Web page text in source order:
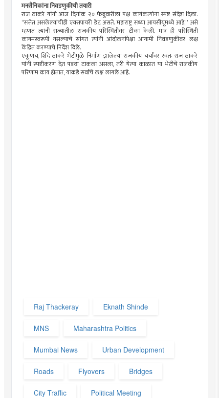
मनसैनिकांना निवडणुकीची तयारी
राज ठाकरे यांनी आज दिनांक २० फेब्रुवारीला पक्ष कार्यकर्त्यांना स्पष्ट संदेश दिला.
“सत्तेत असलेल्यांचीही एक्सपायरी डेट असते. महाराष्ट्र सध्या आयसीयूमध्ये आहे,” असे
म्हणत त्यांनी राज्यातील राजकीय परिस्थितीवर टीका केली. मात्र ही परिस्थिती
कायमस्वरूपी नसल्याचे सांगत त्यांनी आंदोलनांपेक्षा आगामी निवडणुकीवर लक्ष
केंद्रित करण्याचे निर्देश दिले.
एकूणच, शिंदे-ठाकरे भेटीमुळे निर्माण झालेल्या राजकीय चर्चांवर स्वतः राज ठाकरे
यांनी स्पष्टीकरण देत पडदा टाकला असला, तरी येत्या काळात या भेटीचे राजकीय
परिणाम काय होतात, याकडे सर्वांचे लक्ष लागले आहे.
Raj Thackeray Eknath Shinde
MNS Maharashtra Politics
Mumbai News Urban Development
Roads Flyovers Bridges
City Traffic Political Meeting